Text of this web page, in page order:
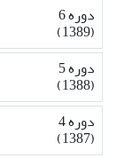
دوره 6
(1389)
دوره 5
(1388)
دوره 4
(1387)